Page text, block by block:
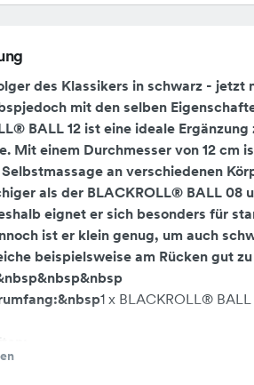
des Klassikers in schwarz - jetzt
mit den selben
BALL 12 ist eine ideale
Mit einem Durchmesser von 12 cm
an verschiedenen
als der BLACKROLL® BALL 08
eignet er sich besonders für
ist er klein genug, um auch
beispielsweise am Rücken gut zu
1 x BLACKROLL® BALL